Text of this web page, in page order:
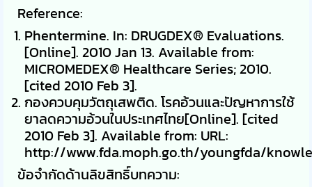
Reference:
Phentermine. In: DRUGDEX® Evaluations.
[Online]. 2010 Jan 13. Available from:
MICROMEDEX® Healthcare Series; 2010.
[cited 2010 Feb 3].
กองควบคุมวัตถุเสพติด. โรคอ้วนและปัญหาการใช้
ยาลดความอ้วนในประเทศไทย[Online]. [cited
2010 Feb 3]. Available from: URL:
http://www.fda.moph.go.th/youngfda/
ข้อจำกัดด้านลิขสิทธิ์บทความ: